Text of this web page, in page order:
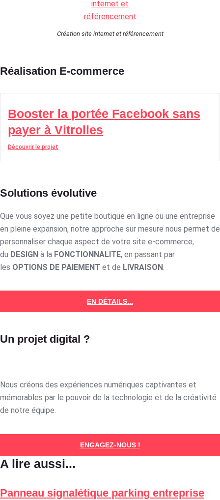
Création site internet et référencement
Réalisation E-commerce
Booster la portée Facebook sans
payer à Vitrolles
Découvrir le projet
Solutions évolutive
Que vous soyez une petite boutique en ligne ou une entreprise
en pleine expansion, notre approche sur mesure nous permet de
personnaliser chaque aspect de votre site e-commerce,
du DESIGN à la FONCTIONNALITE, en passant par
les OPTIONS DE PAIEMENT et de LIVRAISON.
EN DÉTAILS...
Un projet digital ?
Nous créons des expériences numériques captivantes et
mémorables par le pouvoir de la technologie et de la créativité
de notre équipe.
ENGAGEZ-NOUS !
A lire aussi...
Panneau signalétique parking entreprise